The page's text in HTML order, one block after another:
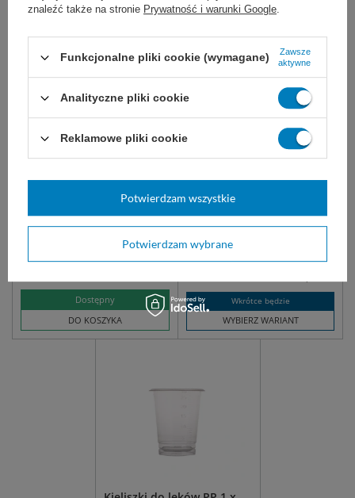
easyCARE BERRY rękawice
o wysokiej elastyczności, i
szczelności. Bez lateksu i pudru.
Idealne do medycyny,
Dostępny
DO KOSZYKA
Worek na zwłoki zamykany
zwłoki. Zamykany na zamek.
czarny
Wkrótce będzie
WYBIERZ WARIANT
znaleźć także na stronie Prywatność i warunki Google.
Funkcjonalne pliki cookie (wymagane)
Zawsze
aktywne
Analityczne pliki cookie
Reklamowe pliki cookie
Potwierdzam wybrane
Potwierdzam wszystkie